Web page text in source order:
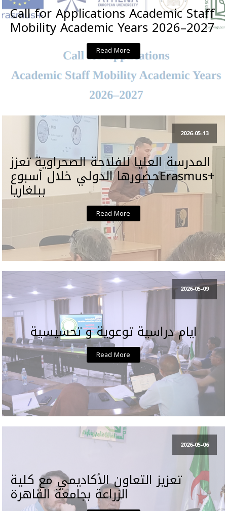
Call for Applications Academic Staff
Mobility Academic Years 2026–2027
Read More
2026-05-13
المدرسة العليا للفلاحة الصحراوية تعزز
حضورها الدولي خلال أسبوعErasmus+
ببلغاريا
Read More
2026-05-09
ايام دراسية توعوية و تحسيسية
Read More
2026-05-06
تعزيز التعاون الأكاديمي مع كلية
الزراعة بجامعة القاهرة